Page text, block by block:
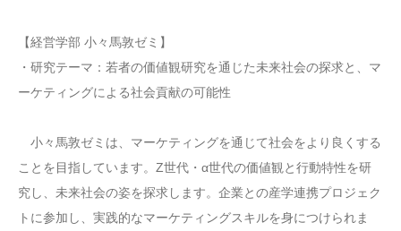
【経営学部 小々馬敦ゼミ】
・研究テーマ：若者の価値観研究を通じた未来社会の探求と、マ
ーケティングによる社会貢献の可能性
小々馬敦ゼミは、マーケティングを通じて社会をより良くする
ことを目指しています。Z世代・α世代の価値観と行動特性を研
究し、未来社会の姿を探求します。企業との産学連携プロジェク
トに参加し、実践的なマーケティングスキルを身につけられま